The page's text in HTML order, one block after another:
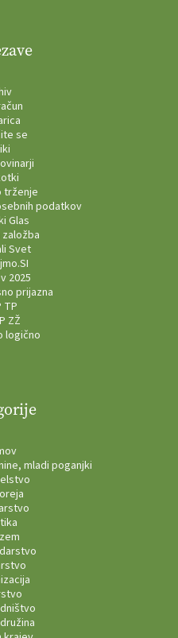
se
trženje
podatkov
Glas
Svet
2025
prijazna
TP
ZŽ
logično
mladi poganjki